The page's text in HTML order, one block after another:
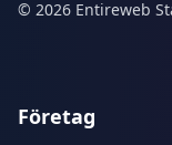
© 2026 Entireweb
Företag